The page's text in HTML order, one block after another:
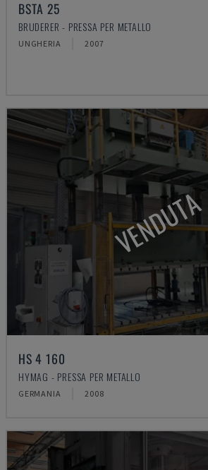
BSTA 25
BRUDERER - PRESSA PER METALLO
UNGHERIA 2007
VENDUTA
HS 4 160
HYMAG - PRESSA PER METALLO
GERMANIA 2008